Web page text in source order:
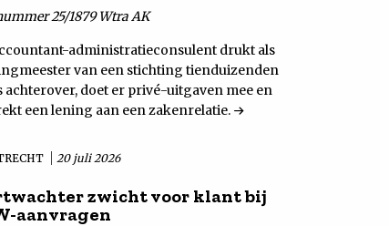
25/1879 Wtra AK
administratieconsulent drukt als
van een stichting tienduizenden
achterover, doet er privé-uitgaven mee en
een lening aan een zakenrelatie.
20 juli 2026
zwicht voor klant bij
aanvragen